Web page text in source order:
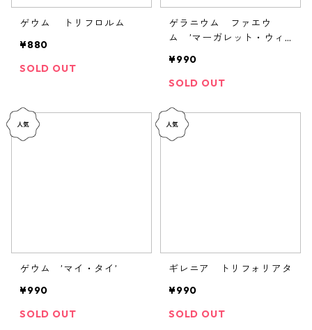
ゲウム トリフロルム
¥880
SOLD OUT
ゲラニウム ファエウ
ム ’マーガレット・ウィ
¥990
SOLD OUT
ゲウム ’マイ・タイ’
¥990
SOLD OUT
ギレニア トリフォリアタ
¥990
SOLD OUT